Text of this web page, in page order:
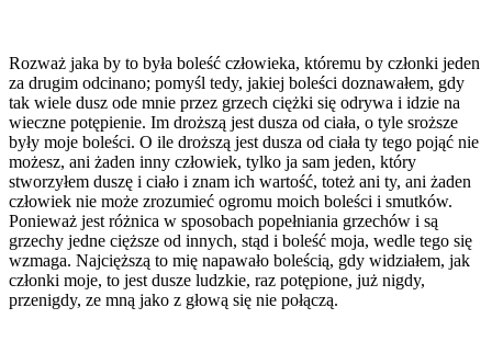
Rozważ jaka by to była boleść człowieka, któremu by członki jeden
za drugim odcinano; pomyśl tedy, jakiej boleści doznawałem, gdy
tak wiele dusz ode mnie przez grzech ciężki się odrywa i idzie na
wieczne potępienie. Im droższą jest dusza od ciała, o tyle sroższe
były moje boleści. O ile droższą jest dusza od ciała ty tego pojąć nie
możesz, ani żaden inny człowiek, tylko ja sam jeden, który
stworzyłem duszę i ciało i znam ich wartość, toteż ani ty, ani żaden
człowiek nie może zrozumieć ogromu moich boleści i smutków.
Ponieważ jest różnica w sposobach popełniania grzechów i są
grzechy jedne cięższe od innych, stąd i boleść moja, wedle tego się
wzmaga. Najcięższą to mię napawało boleścią, gdy widziałem, jak
członki moje, to jest dusze ludzkie, raz potępione, już nigdy,
przenigdy, ze mną jako z głową się nie połączą.